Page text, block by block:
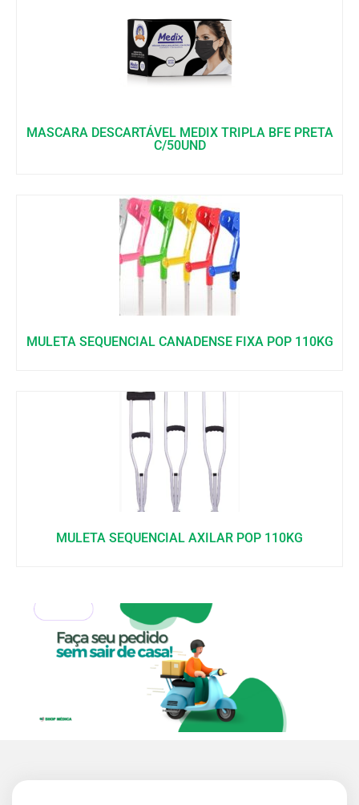
MASCARA DESCARTÁVEL MEDIX TRIPLA BFE PRETA
C/50UND
MULETA SEQUENCIAL CANADENSE FIXA POP 110KG
MULETA SEQUENCIAL AXILAR POP 110KG